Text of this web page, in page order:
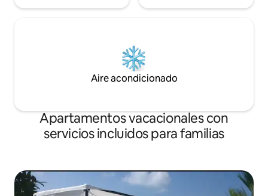
Aire acondicionado
Apartamentos vacacionales con
servicios incluidos para familias